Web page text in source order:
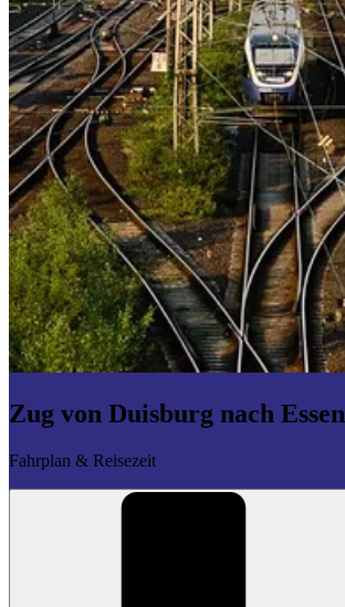
Zug von Duisburg nach Essen
Fahrplan & Reisezeit